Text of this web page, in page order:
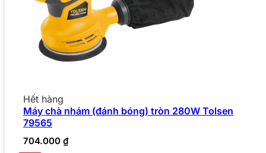
Hết hàng
Máy chà nhám (đánh bóng) tròn 280W Tolsen
79565
704.000 ₫